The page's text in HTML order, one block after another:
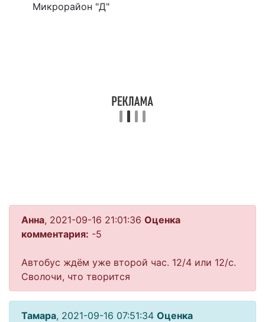
Микрорайон "Д"
Анна, 2021-09-16 21:01:36 Оценка
комментария: -5
Автобус ждём уже второй час. 12/4 или 12/с.
Сволочи, что творится
Тамара, 2021-09-16 07:51:34 Оценка